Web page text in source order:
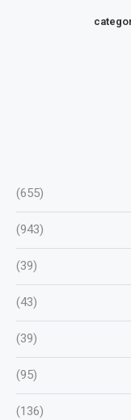
(655)
(943)
(39)
(43)
(39)
(95)
(136)